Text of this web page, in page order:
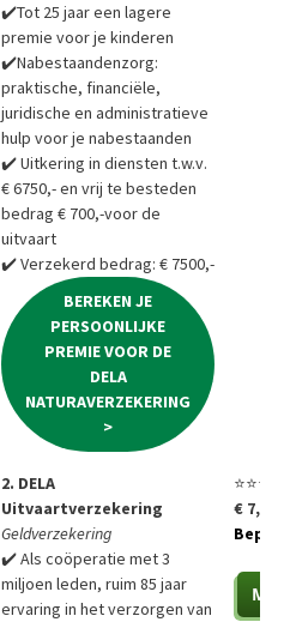
✔️Tot 25 jaar een lagere
premie voor je kinderen
✔️Nabestaandenzorg:
praktische, financiële,
juridische en administratieve
hulp voor je nabestaanden
✔️ Uitkering in diensten t.w.v.
€ 6750,- en vrij te besteden
bedrag € 700,-voor de
uitvaart
✔️ Verzekerd bedrag: € 7500,-
BEREKEN JE
PERSOONLIJKE
PREMIE VOOR DE
DELA
NATURAVERZEKERING
>
2. DELA
Uitvaartverzekering
Geldverzekering
✔️ Als coöperatie met 3
miljoen leden, ruim 85 jaar
ervaring in het verzorgen van
⭐⭐⭐⭐⭐
€ 7,85
Bepaal